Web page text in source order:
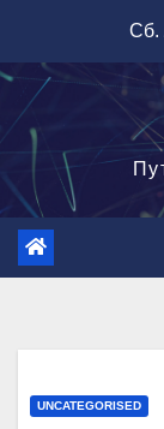
содержимому
Сб.
UNCATEGORISED